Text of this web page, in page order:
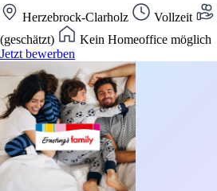
Herzebrock-Clarholz Vollzeit
(geschätzt)
Kein Homeoffice möglich
Jetzt bewerben